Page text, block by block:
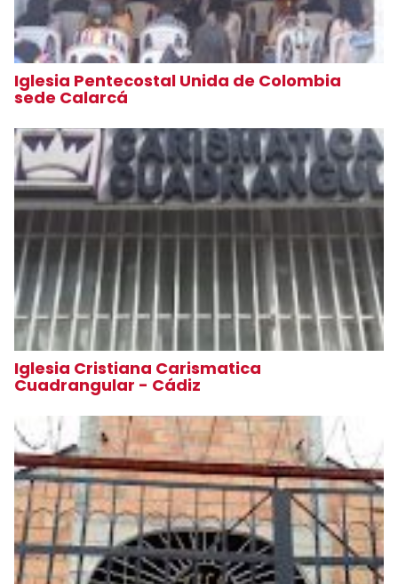
Iglesia Pentecostal Unida de Colombia
sede Calarcá
Iglesia Cristiana Carismatica
Cuadrangular - Cádiz